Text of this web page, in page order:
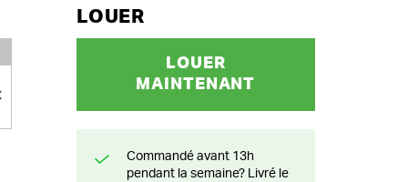
LOUER
LOUER
MAINTENANT
Commandé avant 13h
pendant la semaine? Livré le